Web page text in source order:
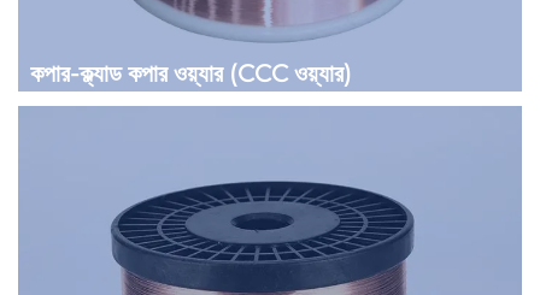
কপার-ক্ল্যাড কপার ওয়্যার (CCC ওয়্যার)